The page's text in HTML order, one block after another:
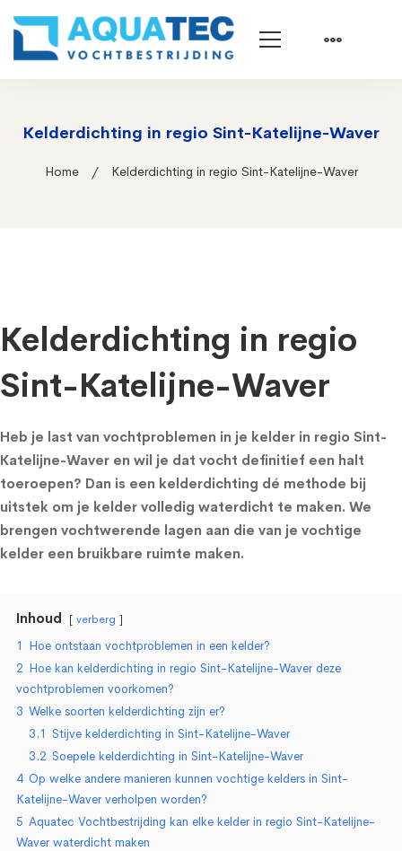
Kelderdichting in regio Sint-Katelijne-Waver
Home Kelderdichting in regio Sint-Katelijne-Waver
Kelderdichting in regio
Sint-Katelijne-Waver
Heb je last van vochtproblemen in je kelder in regio Sint-
Katelijne-Waver en wil je dat vocht definitief een halt
toeroepen? Dan is een kelderdichting dé methode bij
uitstek om je kelder volledig waterdicht te maken. We
brengen vochtwerende lagen aan die van je vochtige
kelder een bruikbare ruimte maken.
Inhoud verberg
1 Hoe ontstaan vochtproblemen in een kelder?
2 Hoe kan kelderdichting in regio Sint-Katelijne-Waver deze
vochtproblemen voorkomen?
3 Welke soorten kelderdichting zijn er?
3.1 Stijve kelderdichting in Sint-Katelijne-Waver
3.2 Soepele kelderdichting in Sint-Katelijne-Waver
4 Op welke andere manieren kunnen vochtige kelders in Sint-
Katelijne-Waver verholpen worden?
5 Aquatec Vochtbestrijding kan elke kelder in regio Sint-Katelijne-
Waver waterdicht maken